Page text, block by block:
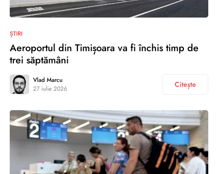
ȘTIRI
Aeroportul din Timișoara va fi închis timp de
trei săptămâni
Vlad Marcu
27 iulie 2026
Citește